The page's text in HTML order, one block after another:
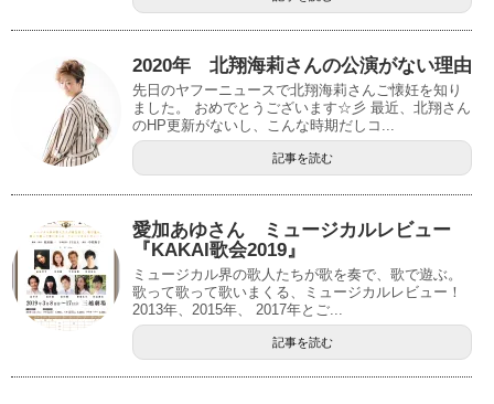
2020年 北翔海莉さんの公演がない理由
先日のヤフーニュースで北翔海莉さんご懐妊を知り
ました。 おめでとうございます☆彡 最近、北翔さん
のHP更新がないし、こんな時期だしコ...
記事を読む
愛加あゆさん ミュージカルレビュー
『KAKAI歌会2019』
ミュージカル界の歌人たちが歌を奏で、歌で遊ぶ。
歌って歌って歌いまくる、ミュージカルレビュー！
2013年、2015年、 2017年とご...
記事を読む